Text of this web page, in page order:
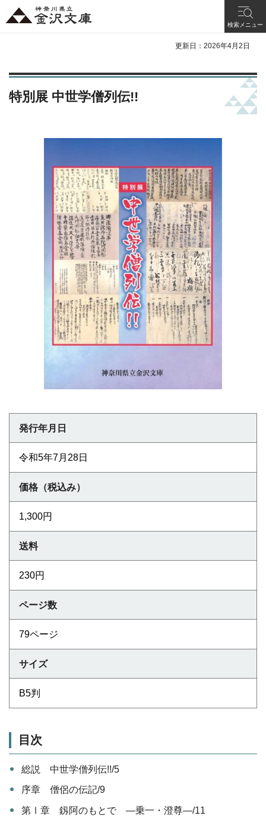
神奈川県立 金沢文
検索メニュー
更新日：2026年4月2日
特別展 中世学僧列伝!!
発行年月日
令和5年7月28日
価格（税込み）
1,300円
送料
230円
ページ数
79ページ
サイズ
B5判
目次
総説 中世学僧列伝!!/5
序章 僧侶の伝記/9
第Ⅰ章 釼阿のもとで ―乗一・澄尊―/11